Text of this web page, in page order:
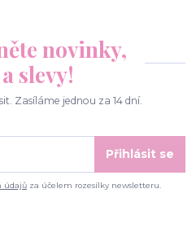
novinky,
slevy!
Zasíláme jednou za 14 dní.
Přihlásit se
údajů za účelem rozesílky newsletteru.